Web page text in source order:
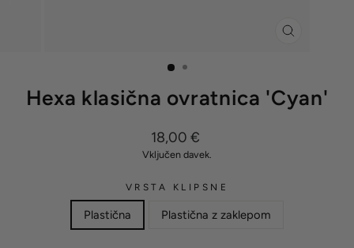
Hexa klasična ovratnica 'Cyan'
Redna
cena
18,00 €
Vključen davek.
VRSTA KLIPSNE
Plastična Plastična z zaklepom